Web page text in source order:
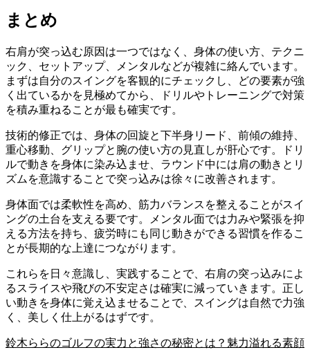
まとめ
右肩が突っ込む原因は一つではなく、身体の使い方、テクニ
ック、セットアップ、メンタルなどが複雑に絡んでいます。
まずは自分のスイングを客観的にチェックし、どの要素が強
く出ているかを見極めてから、ドリルやトレーニングで対策
を積み重ねることが最も確実です。
技術的修正では、身体の回旋と下半身リード、前傾の維持、
重心移動、グリップと腕の使い方の見直しが肝心です。ドリ
ルで動きを身体に染み込ませ、ラウンド中には肩の動きとリ
ズムを意識することで突っ込みは徐々に改善されます。
身体面では柔軟性を高め、筋力バランスを整えることがスイ
ングの土台を支える要です。メンタル面では力みや緊張を抑
える方法を持ち、疲労時にも同じ動きができる習慣を作るこ
とが長期的な上達につながります。
これらを日々意識し、実践することで、右肩の突っ込みによ
るスライスや飛びの不安定さは確実に減っていきます。正し
い動きを身体に覚え込ませることで、スイングは自然で力強
く、美しく仕上がるはずです。
鈴木ららのゴルフの実力と強さの秘密とは？魅力溢れる素顔